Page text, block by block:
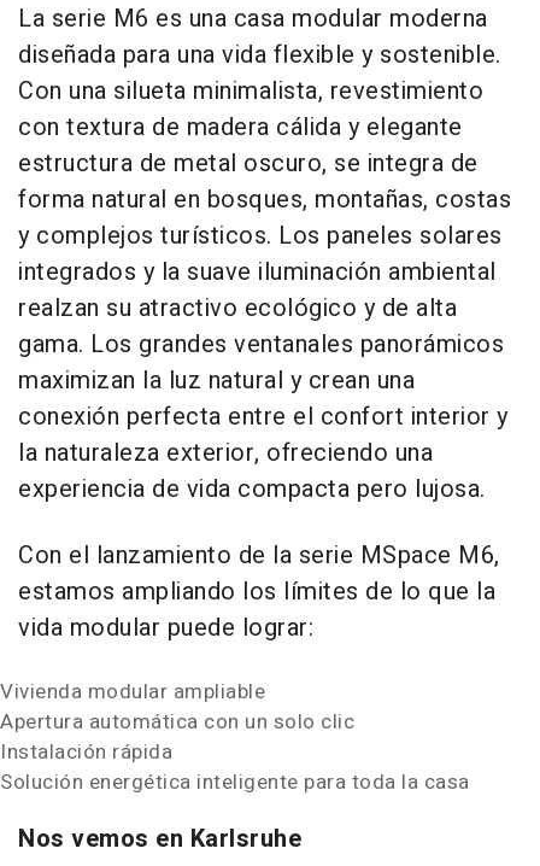
La serie M6 es una casa modular moderna
diseñada para una vida flexible y sostenible.
Con una silueta minimalista, revestimiento
con textura de madera cálida y elegante
estructura de metal oscuro, se integra de
forma natural en bosques, montañas, costas
y complejos turísticos. Los paneles solares
integrados y la suave iluminación ambiental
realzan su atractivo ecológico y de alta
gama. Los grandes ventanales panorámicos
maximizan la luz natural y crean una
conexión perfecta entre el confort interior y
la naturaleza exterior, ofreciendo una
experiencia de vida compacta pero lujosa.
Con el lanzamiento de la serie MSpace M6,
estamos ampliando los límites de lo que la
vida modular puede lograr:
Vivienda modular ampliable
Apertura automática con un solo clic
Instalación rápida
Solución energética inteligente para toda la casa
Nos vemos en Karlsruhe